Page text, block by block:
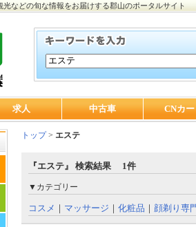
などの旬な情報をお届けする郡山のポータルサイト
求人 中古車 CNカ
トップ> エステ
『エステ』 検索結果 1件
▼カテゴリー
コスメ ｜ マッサージ ｜ 化粧品 ｜ 顔剃り専